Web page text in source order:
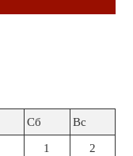
Сб Вс
1 2